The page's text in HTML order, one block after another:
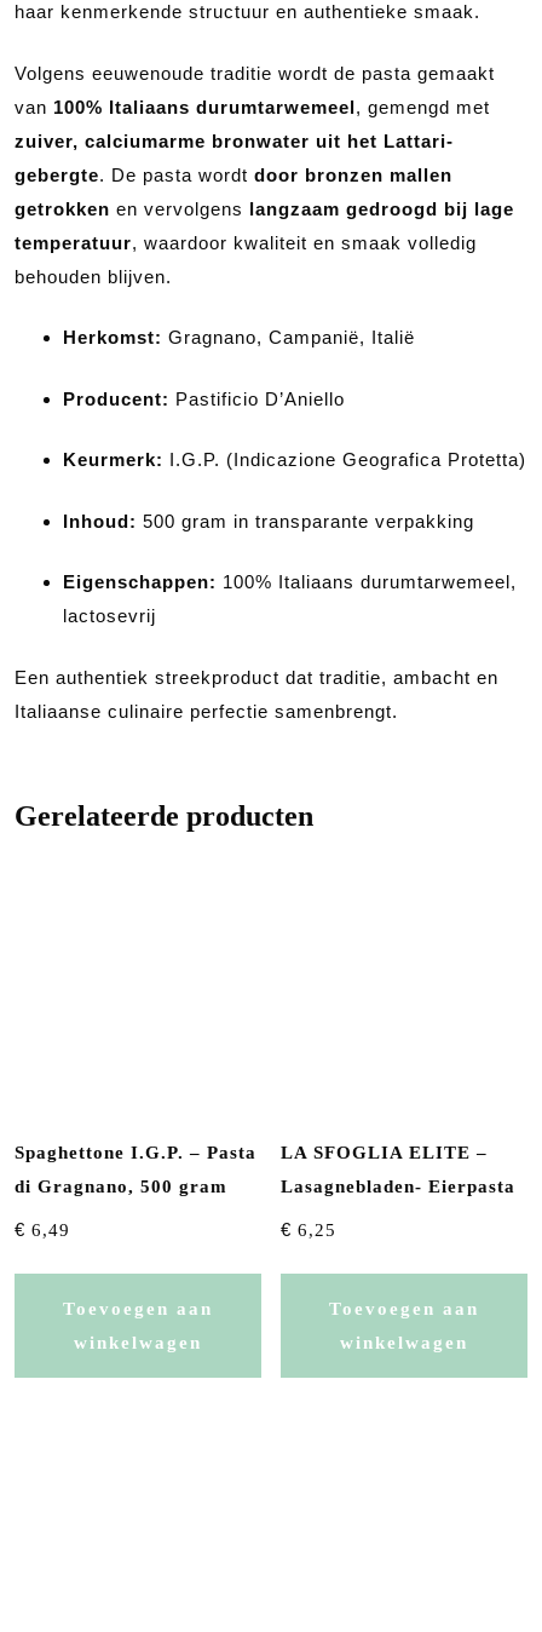
haar kenmerkende structuur en authentieke smaak.
Volgens eeuwenoude traditie wordt de pasta gemaakt
van 100% Italiaans durumtarwemeel, gemengd met
zuiver, calciumarme bronwater uit het Lattari-
gebergte. De pasta wordt door bronzen mallen
getrokken en vervolgens langzaam gedroogd bij lage
temperatuur, waardoor kwaliteit en smaak volledig
behouden blijven.
Herkomst: Gragnano, Campanië, Italië
Producent: Pastificio D’Aniello
Keurmerk: I.G.P. (Indicazione Geografica Protetta)
Inhoud: 500 gram in transparante verpakking
Eigenschappen: 100% Italiaans durumtarwemeel,
lactosevrij
Een authentiek streekproduct dat traditie, ambacht en
Italiaanse culinaire perfectie samenbrengt.
Gerelateerde producten
Spaghettone I.G.P. – Pasta
di Gragnano, 500 gram
€ 6,49
Toevoegen aan
winkelwagen
LA SFOGLIA ELITE –
Lasagnebladen- Eierpasta
€ 6,25
Toevoegen aan
winkelwagen